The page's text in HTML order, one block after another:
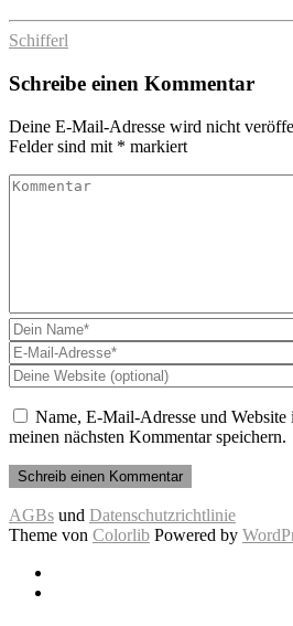
Schifferl
Schreibe einen Kommentar
Deine E-Mail-Adresse wird nicht
Felder sind mit * markiert
Name, E-Mail-Adresse und
meinen nächsten Kommentar speichern.
AGBs und Datenschutzrichtlinie
Theme von Colorlib Powered by